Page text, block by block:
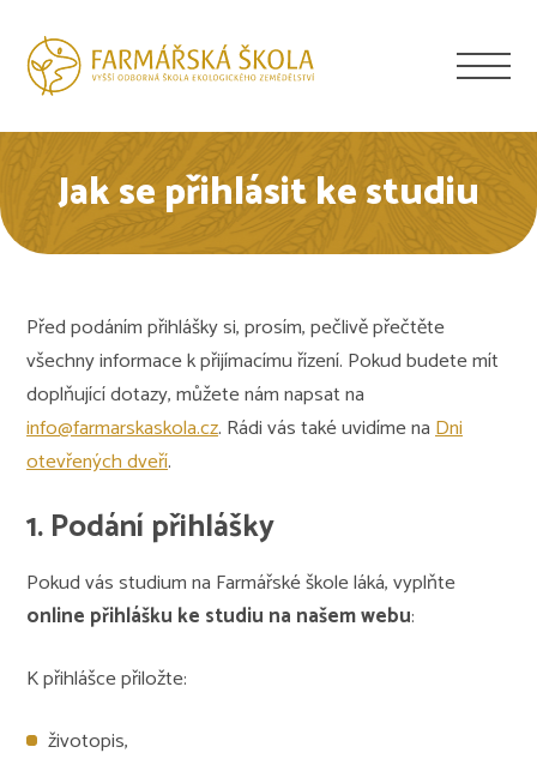
Jak se přihlásit ke studiu
Před podáním přihlášky si, prosím, pečlivě přečtěte
všechny informace k přijímacímu řízení. Pokud budete mít
doplňující dotazy, můžete nám napsat na
info@farmarskaskola.cz. Rádi vás také uvidíme naDni
otevřených dveří.
1. Podání přihlášky
Pokud vás studium na Farmářské škole láká, vyplňte
online přihlášku ke studiu na našem webu:
K přihlášce přiložte:
životopis,